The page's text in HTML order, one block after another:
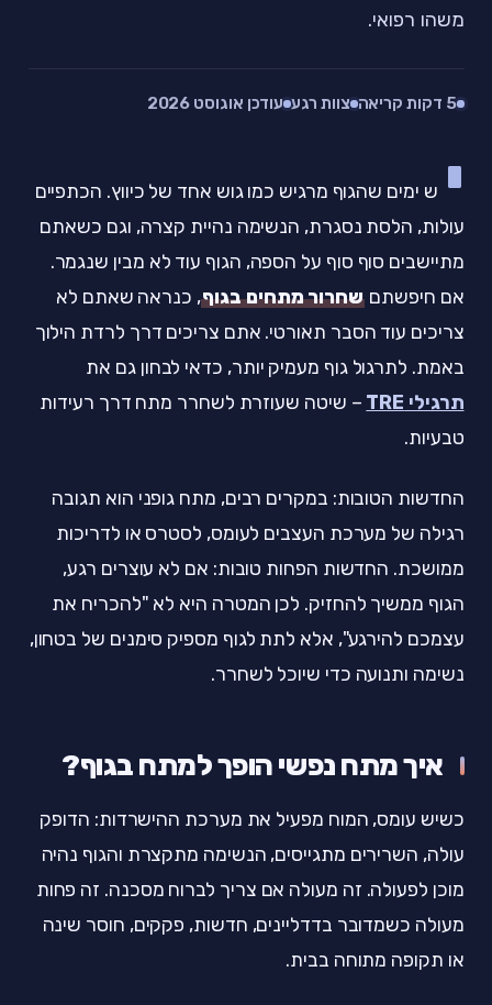
משהו רפואי.
5 דקות קריאה צוות רגע עודכן אוגוסט 2026
י ש ימים שהגוף מרגיש כמו גוש אחד של כיווץ. הכתפיים
עולות, הלסת נסגרת, הנשימה נהיית קצרה, וגם כשאתם
מתיישבים סוף סוף על הספה, הגוף עוד לא מבין שנגמר.
אם חיפשתם שחרור מתחים בגוף, כנראה שאתם לא
צריכים עוד הסבר תאורטי. אתם צריכים דרך לרדת הילוך
באמת. לתרגול גוף מעמיק יותר, כדאי לבחון גם את
תרגילי TRE
– שיטה שעוזרת לשחרר מתח דרך רעידות
טבעיות.
החדשות הטובות: במקרים רבים, מתח גופני הוא תגובה
רגילה של מערכת העצבים לעומס, לסטרס או לדריכות
ממושכת. החדשות הפחות טובות: אם לא עוצרים רגע,
הגוף ממשיך להחזיק. לכן המטרה היא לא "להכריח את
עצמכם להירגע", אלא לתת לגוף מספיק סימנים של בטחון,
נשימה ותנועה כדי שיוכל לשחרר.
איך מתח נפשי הופך למתח בגוף?
כשיש עומס, המוח מפעיל את מערכת ההישרדות: הדופק
עולה, השרירים מתגייסים, הנשימה מתקצרת והגוף נהיה
מוכן לפעולה. זה מעולה אם צריך לברוח מסכנה. זה פחות
מעולה כשמדובר בדדליינים, חדשות, פקקים, חוסר שינה
או תקופה מתוחה בבית.